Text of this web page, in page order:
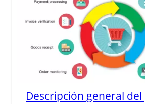
Descripción general